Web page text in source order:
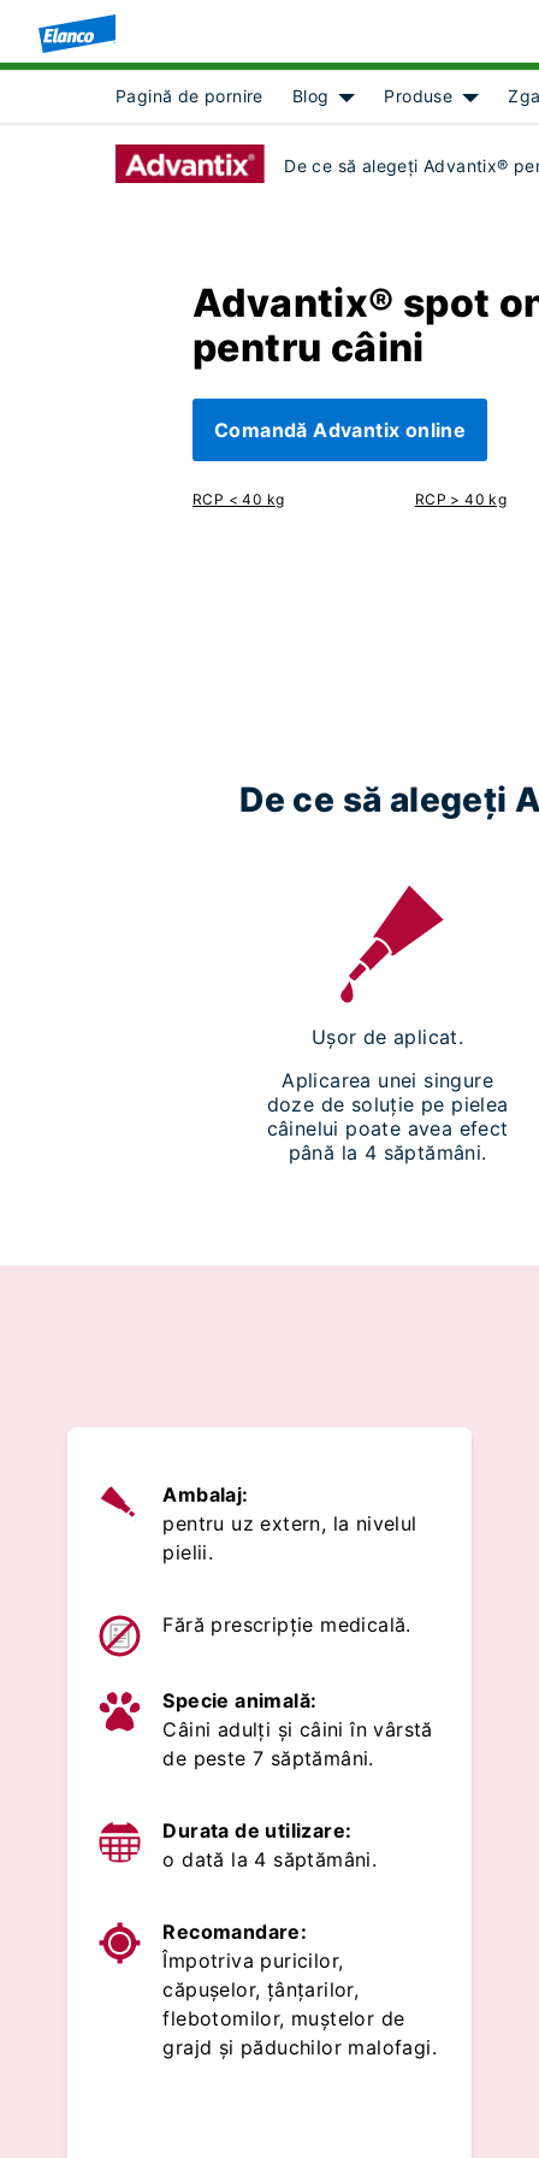
Pagină de pornire
Blog
Show submenu for
Produse
Show
De ce să alegeți Advantix®
Advantix® spot
pentru câini
Comandă Advantix online
RCP < 40 kg RCP > 40 kg
De ce să alegeți
Ușor de aplicat.
Aplicarea unei singure
doze de soluție pe pielea
câinelui poate avea efect
până la 4 săptămâni.
Ambalaj:
pentru uz extern, la nivelul
pielii.
Fără prescripție medicală.
Specie animală:
Câini adulți și câini în vârstă
de peste 7 săptămâni.
Durata de utilizare:
o dată la 4 săptămâni.
Recomandare:
Împotriva puricilor,
căpușelor, țânțarilor,
flebotomilor, muștelor de
grajd și păduchilor malofagi.